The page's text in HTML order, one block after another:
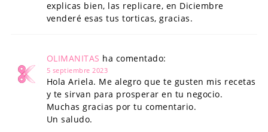
explicas bien, las replicare, en Diciembre
venderé esas tus torticas, gracias.
OLIMANITAS ha comentado:
5 septiembre 2023
Hola Ariela. Me alegro que te gusten mis recetas
y te sirvan para prosperar en tu negocio.
Muchas gracias por tu comentario.
Un saludo.